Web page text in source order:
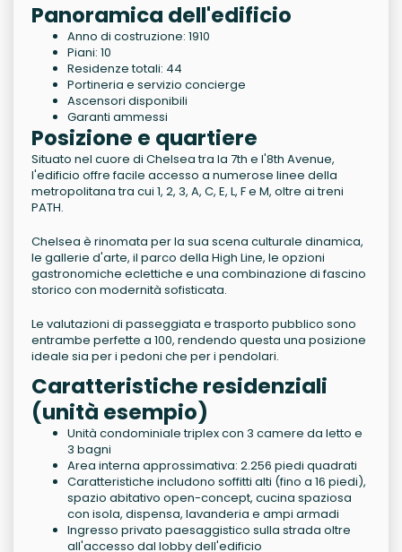
Panoramica dell'edificio
Anno di costruzione: 1910
Piani: 10
Residenze totali: 44
Portineria e servizio concierge
Ascensori disponibili
Garanti ammessi
Posizione e quartiere
Situato nel cuore di Chelsea tra la 7th e l'8th Avenue,
l'edificio offre facile accesso a numerose linee della
metropolitana tra cui 1, 2, 3, A, C, E, L, F e M, oltre ai treni
PATH.
Chelsea è rinomata per la sua scena culturale dinamica,
le gallerie d'arte, il parco della High Line, le opzioni
gastronomiche eclettiche e una combinazione di fascino
storico con modernità sofisticata.
Le valutazioni di passeggiata e trasporto pubblico sono
entrambe perfette a 100, rendendo questa una posizione
ideale sia per i pedoni che per i pendolari.
Caratteristiche residenziali
(unità esempio)
Unità condominiale triplex con 3 camere da letto e
3 bagni
Area interna approssimativa: 2.256 piedi quadrati
Caratteristiche includono soffitti alti (fino a 16 piedi),
spazio abitativo open-concept, cucina spaziosa
con isola, dispensa, lavanderia e ampi armadi
Ingresso privato paesaggistico sulla strada oltre
all'accesso dal lobby dell'edificio